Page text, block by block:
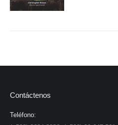
Contáctenos
Teléfono: